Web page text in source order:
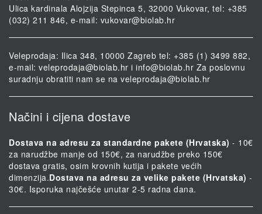
Ulica kardinala Alojzija Stepinca 5, 32000 Vukovar, tel: +385
(032) 211 846, e-mail: vukovar@biolab.hr
Veleprodaja: Ilica 348, 10000 Zagreb tel: +385 (1) 3499 882,
e-mail: veleprodaja@biolab.hr i info@biolab.hr Za poslovnu
suradnju obratiti nam se na veleprodaja@biolab.hr
Načini i cijena dostave
Dostava na adresu za standardne pakete (Hrvatska) - 10€
za narudžbe manje od 150€, za narudžbe preko 150€
dostava gratis, osim krovnih kutija i pakete većih
dimenzija.Dostava na adresu za velike pakete (Hrvatska) -
30€. Isporuka najčešće unutar 2-5 radna dana.